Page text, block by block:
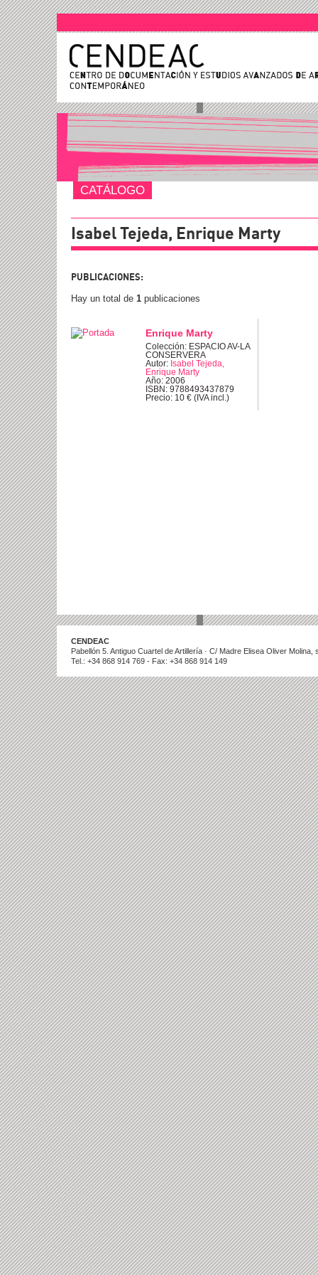
CATÁLOGO
Isabel Tejeda, Enrique Marty
PUBLICACIONES:
Hay un total de 1 publicaciones
Enrique Marty
Colección: ESPACIO AV-LA
CONSERVERA
Autor: Isabel Tejeda,
Enrique Marty
Año: 2006
ISBN: 9788493437879
Precio: 10 € (IVA incl.)
CENDEAC
Pabellón 5. Antiguo Cuartel de Artillería · C/ Madre Elisea Oliver
Tel.: +34 868 914 769 - Fax: +34 868 914 149